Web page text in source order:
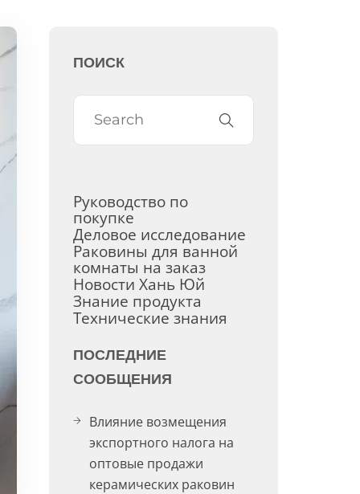
ПОИСК
Руководство по
покупке
Деловое исследование
Раковины для ванной
комнаты на заказ
Новости Хань Юй
Знание продукта
Технические знания
ПОСЛЕДНИЕ
СООБЩЕНИЯ
Влияние возмещения
экспортного налога на
оптовые продажи
керамических раковин